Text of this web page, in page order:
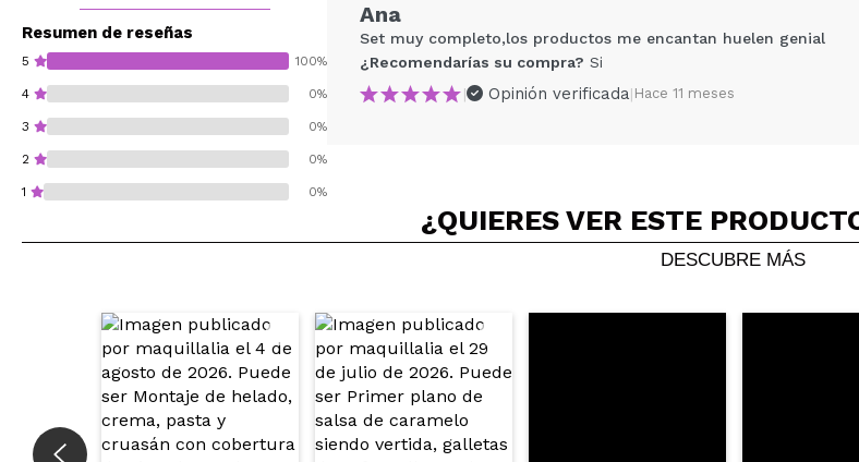
Resumen de reseñas
5 100%
4 0%
3 0%
2 0%
1 0%
Compartir un vídeo o una foto
Tu vídeo podría ser el primero. Imagínatelo...
¿Recomendarías su compra? Si No
ENVIAR
Ana
Set muy completo,los productos me encantan huelen genial
¿Recomendarías su compra? Si
|
Opinión verificada| Hace 11 meses
¿QUIERES VER ESTE
DESCUBRE MÁS